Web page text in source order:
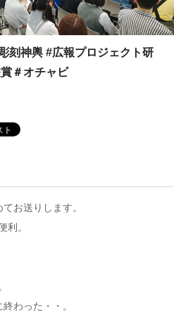
刻神輿 #広報プロジェクト研
＃オチャビ
お送りします。
利。
わった・・。